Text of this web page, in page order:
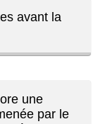
avant la
une
par le